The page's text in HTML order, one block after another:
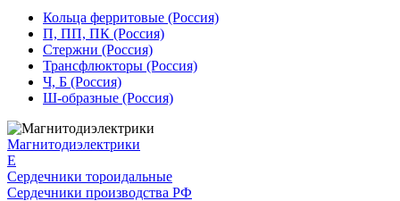
Кольца ферритовые (Россия)
П, ПП, ПК (Россия)
Стержни (Россия)
Трансфлюкторы (Россия)
Ч, Б (Россия)
Ш-образные (Россия)
Магнитодиэлектрики
E
Сердечники тороидальные
Сердечники производства РФ